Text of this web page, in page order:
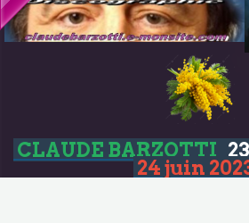
CLAUDE BARZOTTI
24 juin